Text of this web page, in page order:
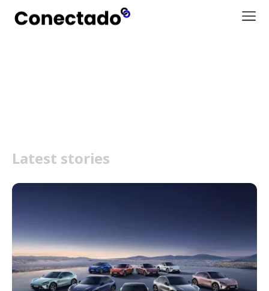
Latest stories